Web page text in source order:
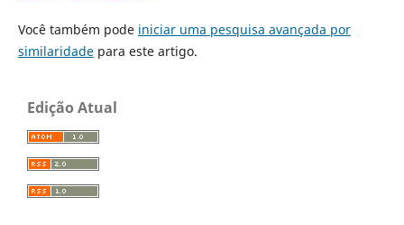
Você também pode iniciar uma pesquisa avançada por
similaridadepara este artigo.
Edição Atual